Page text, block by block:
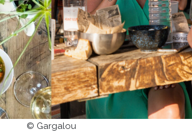
© Gargalou